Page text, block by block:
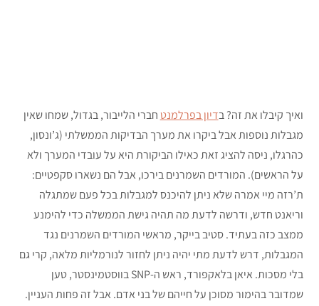
ואיך קיבלו את זה? בדיון בפרלמנטחברי הלייבור, בגדול, שמחו שאין
מגבלות נוספות אבל ביקרו את מערך הבדיקות הממשלתי (ג’ונסון,
כהרגלו, ניסה להציג זאת כאילו הביקורת היא על עובדי המערך ולא
על הראשים). המורדים השמרנים בירכו, אבל הם נשארו סקפטיים:
ת’רזה מיי אמרה שלא ניתן להיכנס למגבלות בכל פעם שמתגלה
וריאנט חדש, ודרשה לדעת מה תהיה גישת הממשלה כדי להימנע
ממצב כזה בעתיד. סטיב בייקר, מראשי המורדים השמרנים נגד
המגבלות, דרש לדעת מתי יהיה ניתן לחזור לנורמליות מלאה, קרי גם
בלי מסכות. איאן בלאקפורד, ראש ה-SNP בווסטמינסטר, טען
שמדובר בהימור מסוכן על חייהם של בני אדם. אבל זה פחות העניין.